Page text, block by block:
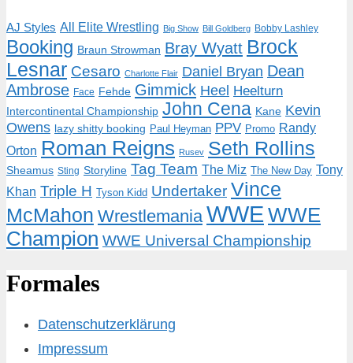
AJ Styles All Elite Wrestling Big Show Bill Goldberg Bobby Lashley
Booking Braun Strowman Bray Wyatt Brock
Lesnar Cesaro Charlotte Flair Daniel Bryan Dean
Ambrose Face Fehde Gimmick Heel Heelturn
Intercontinental Championship John Cena Kane Kevin
Owens lazy shitty booking Paul Heyman PPV Promo Randy
Orton Roman Reigns Rusev Seth Rollins
Sheamus Sting Storyline Tag Team The Miz The New Day Tony
Khan Triple H Tyson Kidd Undertaker Vince
McMahon Wrestlemania WWE WWE
Champion WWE Universal Championship
Formales
Datenschutzerklärung
Impressum